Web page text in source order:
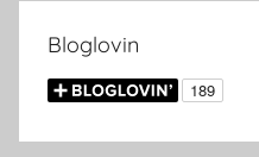
Bloglovin